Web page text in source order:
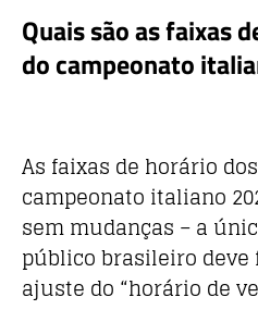
Quais são as faixas
do campeonato
As faixas de horário
campeonato italiano
sem mudanças – a
público brasileiro deve
ajuste do “horário de